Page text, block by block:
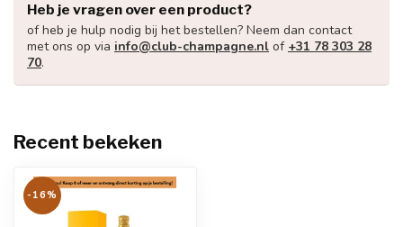
Heb je vragen over een product?
of heb je hulp nodig bij het bestellen? Neem dan contact
met ons op via info@club-champagne.nl of +31 78 303 28
70.
Recent bekeken
-16%